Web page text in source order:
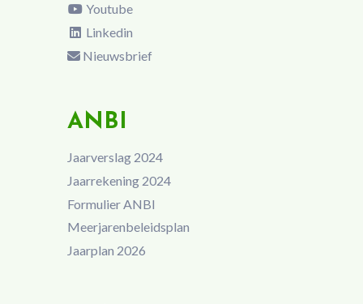
Youtube
Linkedin
Nieuwsbrief
ANBI
Jaarverslag 2024
Jaarrekening 2024
Formulier ANBI
Meerjarenbeleidsplan
Jaarplan 2026